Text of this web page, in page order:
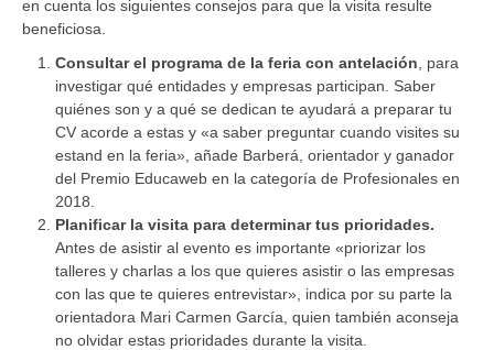
en cuenta los siguientes consejos para que la visita resulte
beneficiosa.
Consultar el programa de la feria con antelación , para
investigar qué entidades y empresas participan. Saber
quiénes son y a qué se dedican te ayudará a preparar tu
CV acorde a estas y «a saber preguntar cuando visites su
estand en la feria», añade Barberá, orientador y ganador
del Premio Educaweb en la categoría de Profesionales en
2018.
Planificar la visita para determinar tus prioridades.
Antes de asistir al evento es importante «priorizar los
talleres y charlas a los que quieres asistir o las empresas
con las que te quieres entrevistar», indica por su parte la
orientadora Mari Carmen García, quien también aconseja
no olvidar estas prioridades durante la visita.